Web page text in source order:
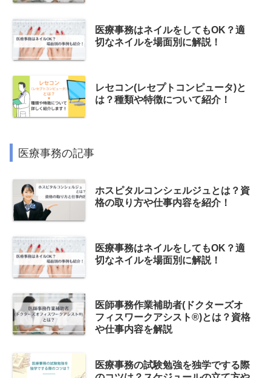
医療事務はネイルをしてもOK？適
切なネイルを場面別に解説！
レセコン(レセプトコンピュータ)と
は？種類や特徴について紹介！
医療事務の記事
ホスピタルコンシェルジュとは？資
格の取り方や仕事内容を紹介！
医療事務はネイルをしてもOK？適
切なネイルを場面別に解説！
医師事務作業補助者(ドクターズオ
フィスワークアシスト®)とは？資格
や仕事内容を解説
医療事務の試験勉強を独学でする際